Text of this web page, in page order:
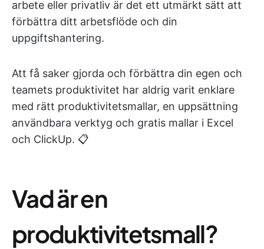
arbete eller privatliv är det ett utmärkt sätt att
förbättra ditt arbetsflöde och din
uppgiftshantering.
Att få saker gjorda och förbättra din egen och
teamets produktivitet har aldrig varit enklare
med rätt produktivitetsmallar, en uppsättning
användbara verktyg och gratis mallar i Excel
och ClickUp. 📋
Vad är en
produktivitetsmall?